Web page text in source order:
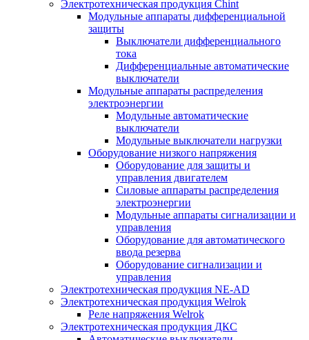
Электротехническая продукция Chint
Модульные аппараты дифференциальной
защиты
Выключатели дифференциального
тока
Дифференциальные автоматические
выключатели
Модульные аппараты распределения
электроэнергии
Модульные автоматические
выключатели
Модульные выключатели нагрузки
Оборудование низкого напряжения
Оборудование для защиты и
управления двигателем
Силовые аппараты распределения
электроэнергии
Модульные аппараты сигнализации и
управления
Оборудование для автоматического
ввода резерва
Оборудование сигнализации и
управления
Электротехническая продукция NE-AD
Электротехническая продукция Welrok
Реле напряжения Welrok
Электротехническая продукция ДКС